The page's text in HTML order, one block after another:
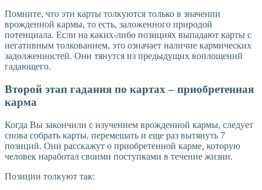
Помните, что эти карты толкуются только в значении
врожденной кармы, то есть, заложенного природой
потенциала. Если на каких-либо позициях выпадают карты с
негативным толкованием, это означает наличие кармических
задолженностей. Они тянутся из предыдущих воплощений
гадающего.
Второй этап гадания по картах – приобретенная
карма
Когда Вы закончили с изучением врожденной кармы, следует
снова собрать карты, перемешать и еще раз вытянуть 7
позиций. Они расскажут о приобретенной карме, которую
человек наработал своими поступками в течение жизни.
Позиции толкуют так: